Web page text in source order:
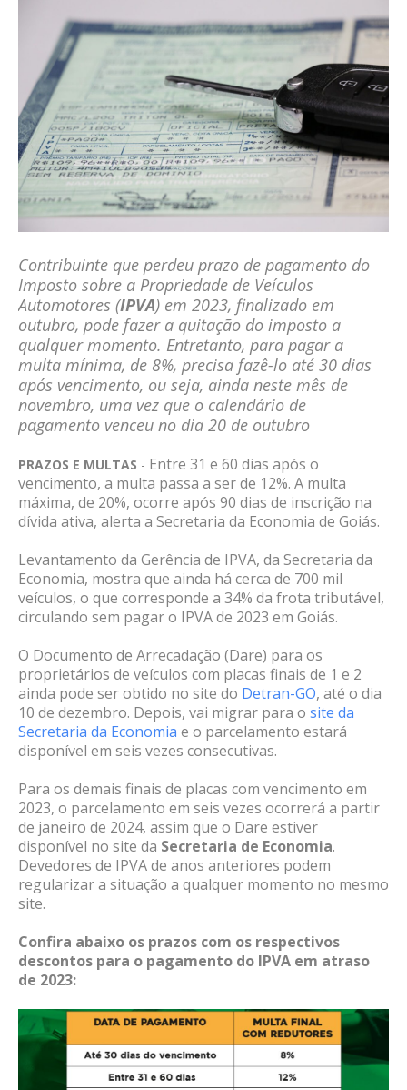
Contribuinte que perdeu prazo de pagamento do
Imposto sobre a Propriedade de Veículos
Automotores (IPVA) em 2023, finalizado em
outubro, pode fazer a quitação do imposto a
qualquer momento. Entretanto, para pagar a
multa mínima, de 8%, precisa fazê-lo até 30 dias
após vencimento, ou seja, ainda neste mês de
novembro, uma vez que o calendário de
pagamento venceu no dia 20 de outubro
PRAZOS E MULTAS - Entre 31 e 60 dias após o
vencimento, a multa passa a ser de 12%. A multa
máxima, de 20%, ocorre após 90 dias de inscrição na
dívida ativa, alerta a Secretaria da Economia de Goiás.
Levantamento da Gerência de IPVA, da Secretaria da
Economia, mostra que ainda há cerca de 700 mil
veículos, o que corresponde a 34% da frota tributável,
circulando sem pagar o IPVA de 2023 em Goiás.
O Documento de Arrecadação (Dare) para os
proprietários de veículos com placas finais de 1 e 2
ainda pode ser obtido no site do Detran-GO, até o dia
10 de dezembro. Depois, vai migrar para o site da
Secretaria da Economia e o parcelamento estará
disponível em seis vezes consecutivas.
Para os demais finais de placas com vencimento em
2023, o parcelamento em seis vezes ocorrerá a partir
de janeiro de 2024, assim que o Dare estiver
disponível no site da Secretaria de Economia.
Devedores de IPVA de anos anteriores podem
regularizar a situação a qualquer momento no mesmo
site.
Confira abaixo os prazos com os respectivos
descontos para o pagamento do IPVA em atraso
de 2023: